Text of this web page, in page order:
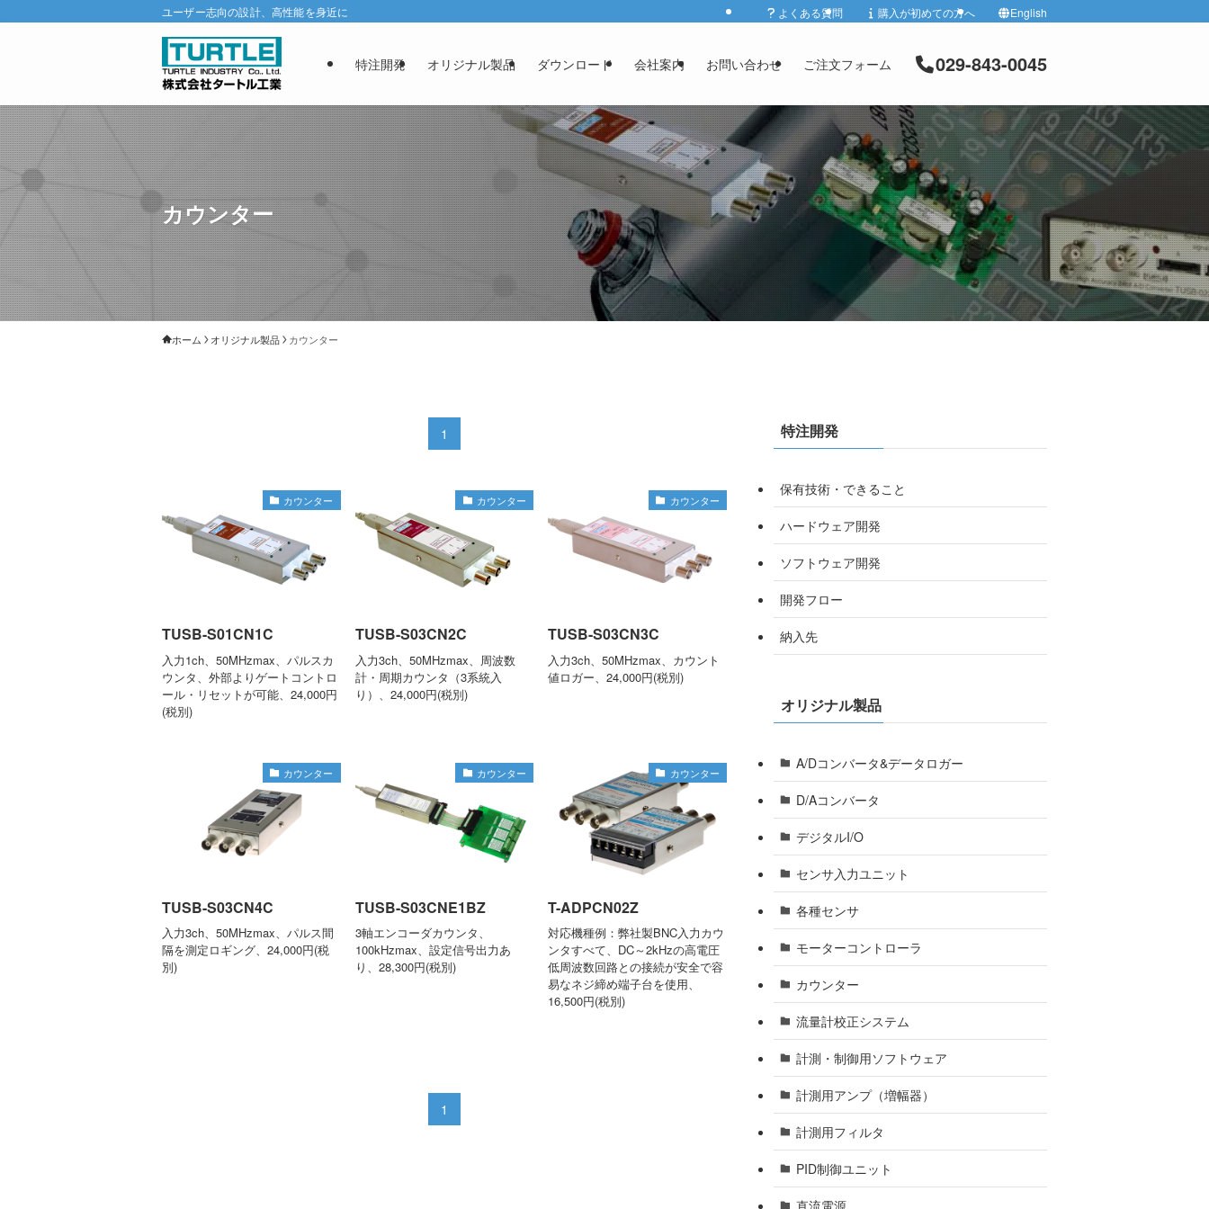
ユーザー志向の設計、高性能を身近に よくある質問 購入が初めての方へ English
特注開発 オリジナル製品 ダウンロード 会社案内 お問い合わせ ご注文フォーム 029-843-0045
カウンター
ホーム オリジナル製品 カウンター
1
カウンター
TUSB-S01CN1C
入力1ch、50MHzmax、パルスカ
ウンタ、外部よりゲートコントロ
ール・リセットが可能、24,000円
(税別)
カウンター
TUSB-S03CN2C
入力3ch、50MHzmax、周波数
計・周期カウンタ（3系統入
り）、24,000円(税別)
カウンター
TUSB-S03CN3C
入力3ch、50MHzmax、カウント
値ロガー、24,000円(税別)
カウンター
TUSB-S03CN4C
入力3ch、50MHzmax、パルス間
隔を測定ロギング、24,000円(税
別)
カウンター
TUSB-S03CNE1BZ
3軸エンコーダカウンタ、
100kHzmax、設定信号出力あ
り、28,300円(税別)
カウンター
T-ADPCN02Z
対応機種例：弊社製BNC入力カウ
ンタすべて、DC～2kHzの高電圧
低周波数回路との接続が安全で容
易なネジ締め端子台を使用、
16,500円(税別)
1
特注開発
保有技術・できること
ハードウェア開発
ソフトウェア開発
開発フロー
納入先
オリジナル製品
A/Dコンバータ&データロガー
D/Aコンバータ
デジタルI/O
センサ入力ユニット
各種センサ
モーターコントローラ
カウンター
流量計校正システム
計測・制御用ソフトウェア
計測用アンプ（増幅器）
計測用フィルタ
PID制御ユニット
直流電源